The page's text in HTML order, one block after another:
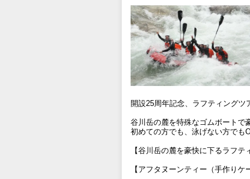
開設25周年記念、ラフティング
谷川岳の麓を特殊なゴムボートで
初めての方でも、泳げない方でも
【谷川岳の麓を豪快に下るラフテ
【アフタヌーンティー（手作りケ